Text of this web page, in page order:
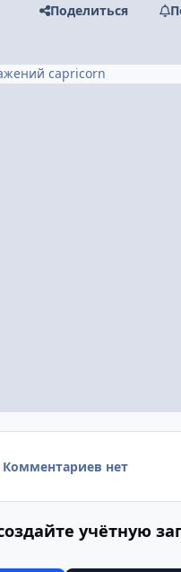
Поделиться
capricorn
Комментариев нет
учётную